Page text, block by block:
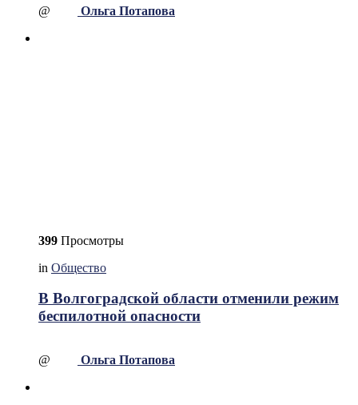
@ Ольга Потапова
399 Просмотры
in Общество
В Волгоградской области отменили режим
беспилотной опасности
@ Ольга Потапова